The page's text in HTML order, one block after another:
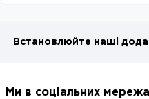
Встановлюйте наші
Ми в соціальних